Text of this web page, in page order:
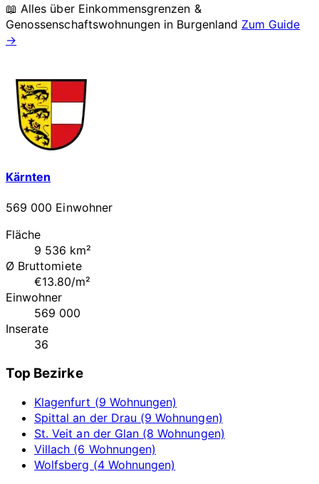
📖 Alles über Einkommensgrenzen &
Genossenschaftswohnungen in Burgenland Zum Guide
→
Kärnten
569 000 Einwohner
Fläche
9 536 km²
Ø Bruttomiete
€13.80/m²
Einwohner
569 000
Inserate
36
Top Bezirke
Klagenfurt (9 Wohnungen)
Spittal an der Drau (9 Wohnungen)
St. Veit an der Glan (8 Wohnungen)
Villach (6 Wohnungen)
Wolfsberg (4 Wohnungen)